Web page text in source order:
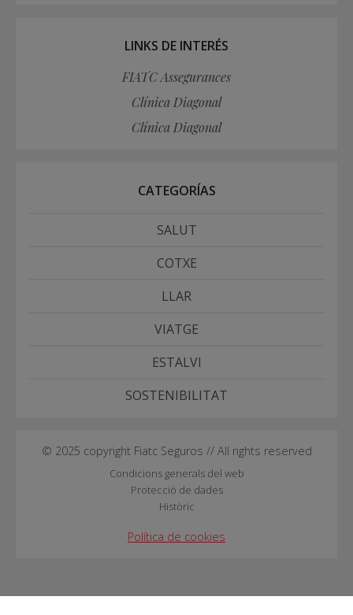
LINKS DE INTERÉS
FIATC Assegurances
Clínica Diagonal
Clínica Diagonal
CATEGORÍAS
SALUT
COTXE
LLAR
VIATGE
ESTALVI
SOSTENIBILITAT
© 2025 copyright Fiatc Seguros // All rights reserved
Condicions generals del web
Protecció de dades
Històric
Política de cookies